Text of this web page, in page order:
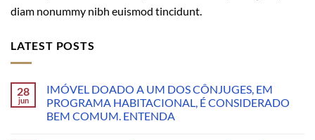
diam nonummy nibh euismod tincidunt.
LATEST POSTS
28
jun
IMÓVEL DOADO A UM DOS CÔNJUGES, EM
PROGRAMA HABITACIONAL, É CONSIDERADO
BEM COMUM. ENTENDA